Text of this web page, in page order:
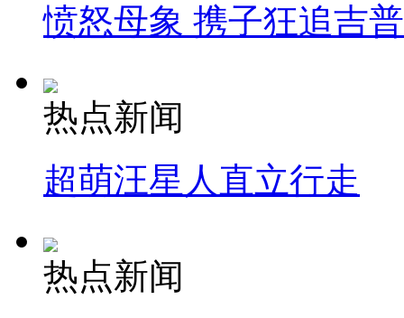
愤怒母象 携子狂追吉
热点新闻
超萌汪星人直立行走
热点新闻